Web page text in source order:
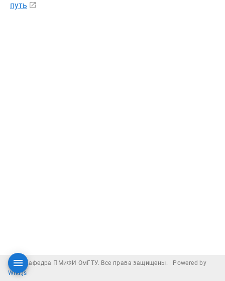
путь
2026 Кафедра ПМиФИ ОмГТУ. Все права защищены. |
Powered by
Wiki.js